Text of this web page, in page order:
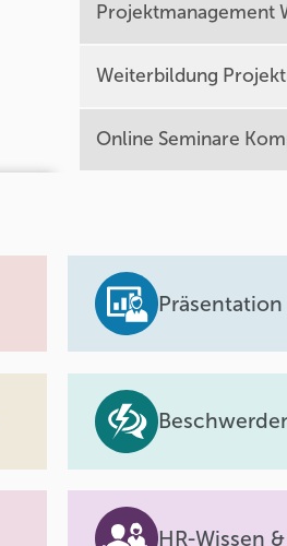
Projektmanagement
Weiterbildung
Online Seminare
HR-Wissen